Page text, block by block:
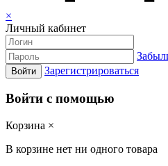
×
Личный кабинет
Войти Зарегистрироваться
Войти с помощью
Корзина ×
В корзине нет ни одного товара